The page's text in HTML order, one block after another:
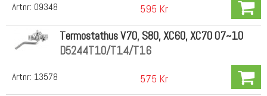
Artnr: 09348 595 Kr
Artnr: 13578
Termostathus V70, S80, XC60, XC70 07~10
D5244T10/T14/T16
575 Kr